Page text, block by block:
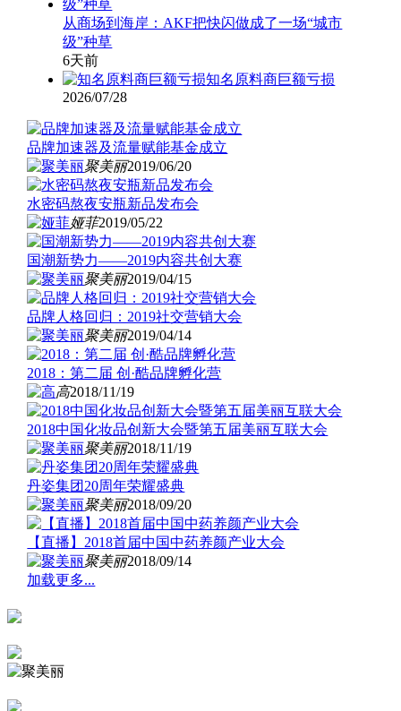
从商场到海岸：AKF把快闪做成了一场“城市
级”种草
6天前
知名原料商巨额亏损
2026/07/28
品牌加速器及流量赋能基金成立
聚美丽2019/06/20
水密码熬夜安瓶新品发布会
娅菲2019/05/22
国潮新势力——2019内容共创大赛
聚美丽2019/04/15
品牌人格回归：2019社交营销大会
聚美丽2019/04/14
2018：第二届 创·酷品牌孵化营
高2018/11/19
2018中国化妆品创新大会暨第五届美丽互联大会
聚美丽2018/11/19
丹姿集团20周年荣耀盛典
聚美丽2018/09/20
【直播】2018首届中国中药养颜产业大会
聚美丽2018/09/14
加载更多...